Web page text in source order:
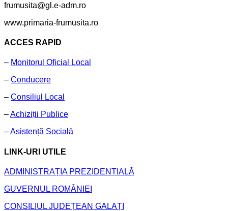
frumusita@gl.e-adm.ro
www.primaria-frumusita.ro
ACCES RAPID
– Monitorul Oficial Local
– Conducere
– Consiliul Local
–Achiziții Publice
–Asistență Socială
LINK-URI UTILE
ADMINISTRAȚIA PREZIDENȚIALĂ
GUVERNUL ROMÂNIEI
CONSILIUL JUDEȚEAN GALAȚI